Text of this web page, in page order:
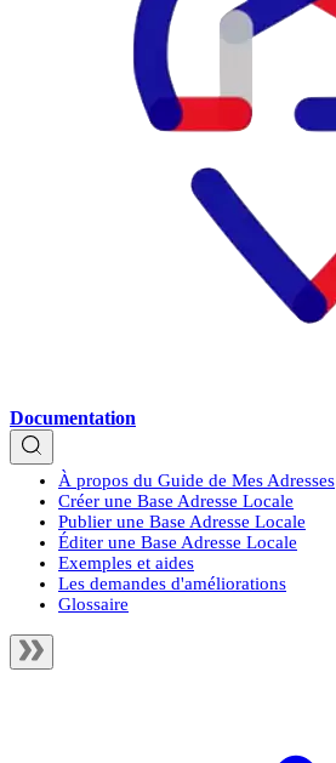
Documentation
À propos du Guide de Mes Adresses
Créer une Base Adresse Locale
Publier une Base Adresse Locale
Éditer une Base Adresse Locale
Exemples et aides
Les demandes d'améliorations
Glossaire